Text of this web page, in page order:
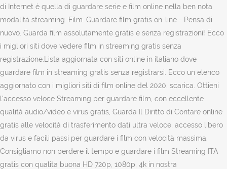
di Internet è quella di guardare serie e film online nella ben nota
modalità streaming. Film. Guardare film gratis on-line - Pensa di
nuovo. Guarda film assolutamente gratis e senza registrazioni! Ecco
i migliori siti dove vedere film in streaming gratis senza
registrazione.Lista aggiornata con siti online in italiano dove
guardare film in streaming gratis senza registrarsi. Ecco un elenco
aggiornato con i migliori siti di film online del 2020. scarica. Ottieni
l'accesso veloce Streaming per guardare film, con eccellente
qualità audio/video e virus gratis, Guarda Il Diritto di Contare online
gratis alle velocità di trasferimento dati ultra veloce, accesso libero
da virus e facili passi per guardare i film con velocità massima.
Consigliamo non perdere il tempo e guardare i film Streaming ITA
gratis con qualita buona HD 720p, 1080p, 4k in nostra